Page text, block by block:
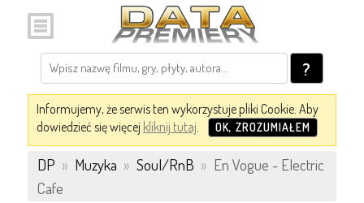
?
Informujemy, że serwis ten wykorzystuje pliki Cookie. Aby
dowiedzieć się więcej kliknij tutaj. OK, ZROZUMIAŁEM
DP » Muzyka » Soul/RnB » En Vogue - Electric
Cafe